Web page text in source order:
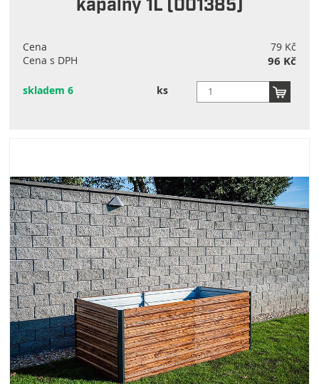
kapalný 1L (001385)
Cena
79 Kč
Cena s DPH
96 Kč
skladem 6 ks